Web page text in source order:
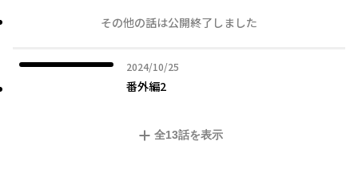
その他の話は公開終了しました
2024/10/25
2024年10月25日
番外編2
全13話を表示